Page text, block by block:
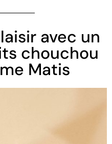
avec un
chouchou
Matis